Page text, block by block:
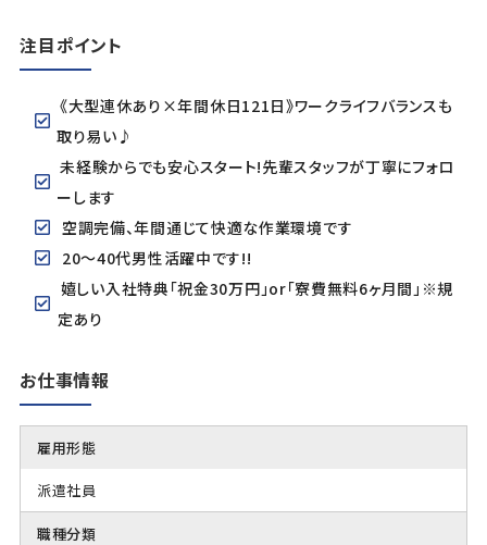
注目ポイント
《大型連休あり×年間休日121日》ワークライフバランスも
取り易い♪
未経験からでも安心スタート!先輩スタッフが丁寧にフォロ
ーします
空調完備、年間通じて快適な作業環境です
20～40代男性活躍中です!!
嬉しい入社特典「祝金30万円」or「寮費無料6ヶ月間」※規
定あり
お仕事情報
雇用形態
派遣社員
職種分類